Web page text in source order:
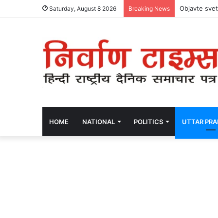
Saturday, August 8 2026 Breaking News Objavte
HOME NATIONAL POLITICS UTTAR